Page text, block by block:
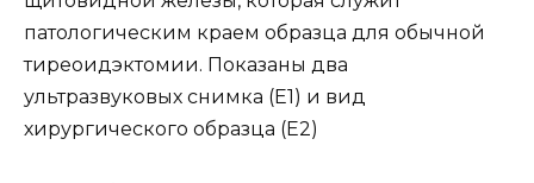
патологическим краем образца для обычной
тиреоидэктомии. Показаны два
ультразвуковых снимка (E1) и вид
хирургического образца (E2)